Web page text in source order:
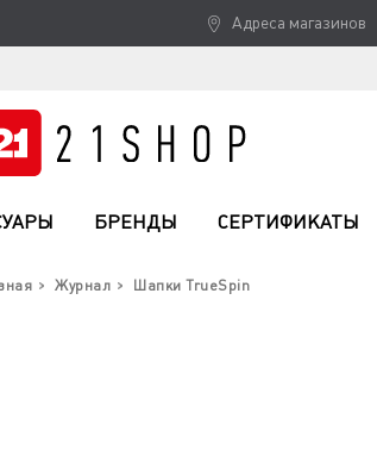
Адреса магазинов
БРЕНДЫ СЕРТИФИКАТЫ
Журнал Шапки TrueSpin